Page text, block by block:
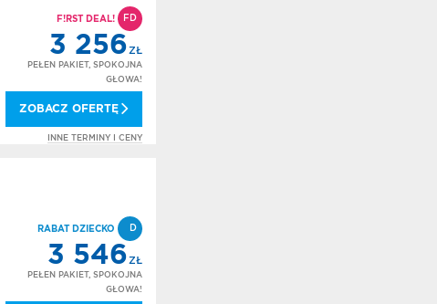
F!RST DEAL! FD
3 256ZŁ
PEŁEN PAKIET, SPOKOJNA
GŁOWA!
ZOBACZ OFERTĘ
INNE TERMINY I CENY
RABAT DZIECKO D
3 546ZŁ
PEŁEN PAKIET, SPOKOJNA
GŁOWA!